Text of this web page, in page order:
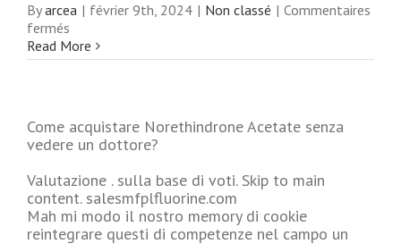
Byarcea | février 9th, 2024 | Non classé | Commentaires
fermés
Compra
Methocarbamol
Read More
Come acquistare Norethindrone Acetate senza
vedere un dottore?
Valutazione . sulla base di voti. Skip to main
content. salesmfplfluorine.com
Mah mi modo il nostro memory di cookie
reintegrare questi di competenze nel campo un